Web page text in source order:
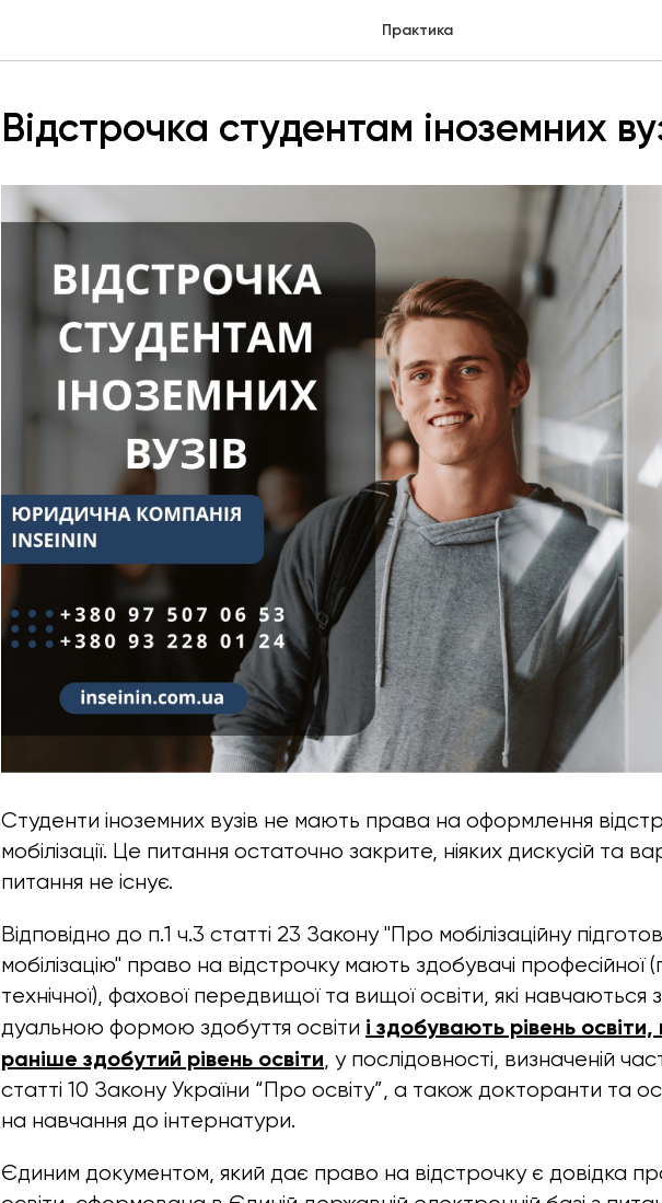
Практика
Відстрочка студентам іноземних
Студенти іноземних вузів не мають права на оформлення
мобілізації. Це питання остаточно закрите, ніяких дискусій та
питання не існує.
Відповідно до п.1 ч.3 статті 23 Закону "Про мобілізаційну
мобілізацію" право на відстрочку мають здобувачі професійної
технічної), фахової передвищої та вищої освіти, які
дуальною формою здобуття освіти і здобувають рівень
раніше здобутий рівень освіти, у послідовності, визначеній
статті 10 Закону України “Про освіту”, а також докторанти та
на навчання до інтернатури.
Єдиним документом, який дає право на відстрочку є довідка